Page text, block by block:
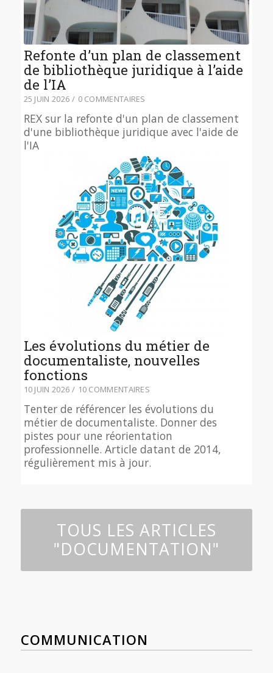
Refonte d’un plan de classement
de bibliothèque juridique à l’aide
de l’IA
25 JUIN 2026 / 0 COMMENTAIRES
REX sur la refonte d'un plan de classement
d'une bibliothèque juridique avec l'aide de
l'IA
Les évolutions du métier de
documentaliste, nouvelles
fonctions
10 JUIN 2026 / 10 COMMENTAIRES
Tenter de référencer les évolutions du
métier de documentaliste. Donner des
pistes pour une réorientation
professionnelle. Article datant de 2014,
régulièrement mis à jour.
TOUS LES ARTICLES
"DOCUMENTATION"
COMMUNICATION